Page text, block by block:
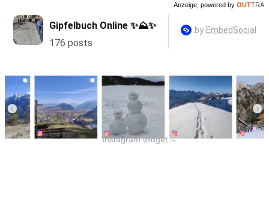
Anzeige, powered by OUTTRA
Instagram widget →